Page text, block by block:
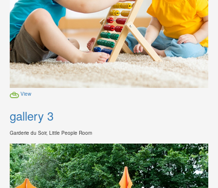
View
gallery 3
Garderie du Soir, Little People Room